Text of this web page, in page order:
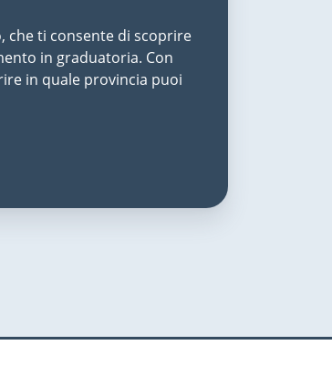
che ti consente di scoprire
in graduatoria. Con
in quale provincia puoi